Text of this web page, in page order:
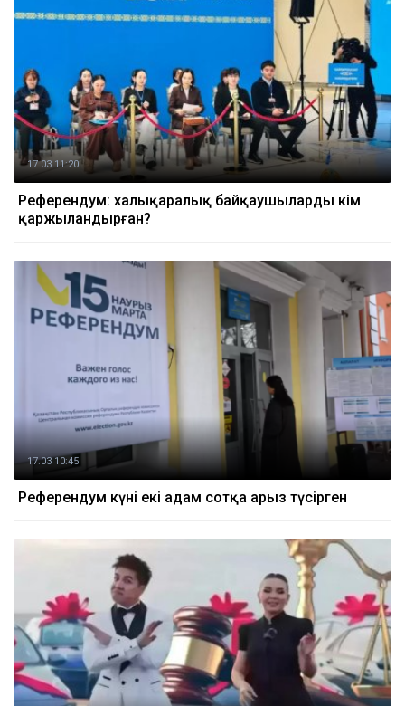
17.03 11:20
Референдум: халықаралық байқаушыларды кім
қаржыландырған?
17.03 10:45
Референдум күні екі адам сотқа арыз түсірген